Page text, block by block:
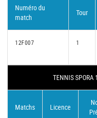
Numéro du
match
Tour
12F007 1
TENNIS SPORA
Matchs Licence